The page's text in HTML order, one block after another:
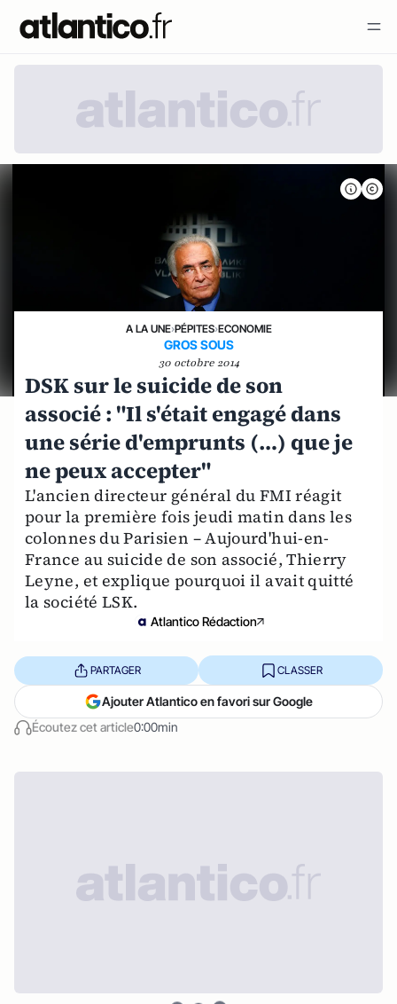
A LA UNE›PÉPITES›ECONOMIE
GROS SOUS
30 octobre 2014
DSK sur le suicide de son
associé : "Il s'était engagé dans
une série d'emprunts (…) que je
ne peux accepter"
L'ancien directeur général du FMI réagit
pour la première fois jeudi matin dans les
colonnes du Parisien – Aujourd'hui-en-
France au suicide de son associé, Thierry
Leyne, et explique pourquoi il avait quitté
la société LSK.
Atlantico Rédaction
Écoutez cet article0:00min
PARTAGER CLASSER
Ajouter Atlantico en favori sur Google